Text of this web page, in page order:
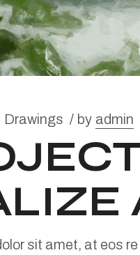
Drawings by admin
sit amet, at eos